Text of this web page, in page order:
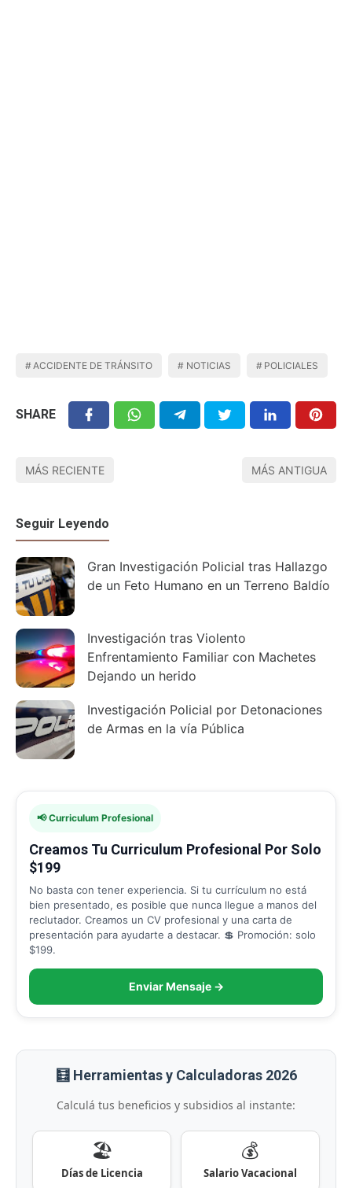
ACCIDENTE DE TRÁNSITO NOTICIAS POLICIALES
SHARE
MÁS RECIENTE MÁS ANTIGUA
Seguir Leyendo
Gran Investigación Policial tras Hallazgo
de un Feto Humano en un Terreno Baldío
Investigación tras Violento
Enfrentamiento Familiar con Machetes
Dejando un herido
Investigación Policial por Detonaciones
de Armas en la vía Pública
📢 Curriculum Profesional
Creamos Tu Curriculum Profesional Por Solo
$199
No basta con tener experiencia. Si tu currículum no está
bien presentado, es posible que nunca llegue a manos del
reclutador. Creamos un CV profesional y una carta de
presentación para ayudarte a destacar. 💲 Promoción: solo
$199.
Enviar Mensaje →
🧮 Herramientas y Calculadoras 2026
Calculá tus beneficios y subsidios al instante:
🏖️
Días de Licencia
💰
Salario Vacacional